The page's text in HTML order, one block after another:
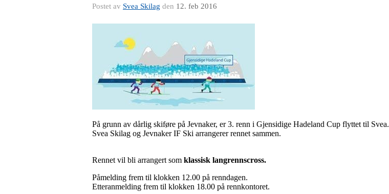
Postet av Svea Skilag den 12. feb 2016
På grunn av dårlig skiføre på Jevnaker, er 3. renn i Gjensidige Hadeland Cup flyttet til Svea.
Svea Skilag og Jevnaker IF Ski arrangerer rennet sammen.
Rennet vil bli arrangert som klassisk langrennscross.
Påmelding frem til klokken 12.00 på renndagen.
Etteranmelding frem til klokken 18.00 på rennkontoret.